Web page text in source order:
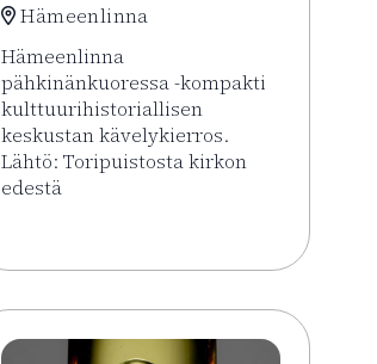
Hämeenlinna
Hämeenlinna
pähkinänkuoressa -kompakti
kulttuurihistoriallisen
keskustan kävelykierros.
Lähtö: Toripuistosta kirkon
edestä